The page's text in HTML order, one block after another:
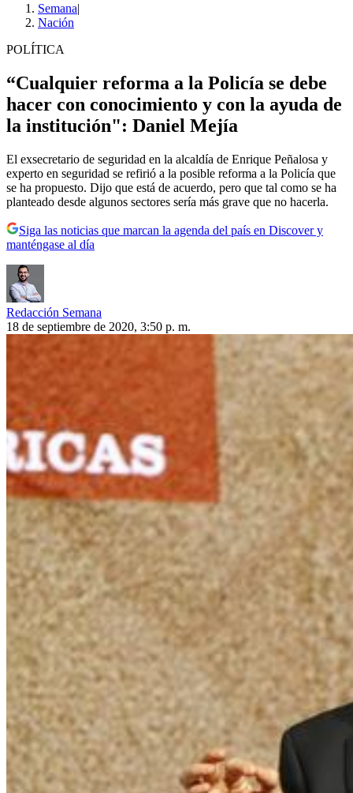
Semana|
Nación
POLÍTICA
“Cualquier reforma a la Policía se debe
hacer con conocimiento y con la ayuda de
la institución": Daniel Mejía
El exsecretario de seguridad en la alcaldía de Enrique Peñalosa y
experto en seguridad se refirió a la posible reforma a la Policía que
se ha propuesto. Dijo que está de acuerdo, pero que tal como se ha
planteado desde algunos sectores sería más grave que no hacerla.
Siga las noticias que marcan la agenda del país en Discover y
manténgase al día
Redacción Semana
18 de septiembre de 2020, 3:50 p. m.